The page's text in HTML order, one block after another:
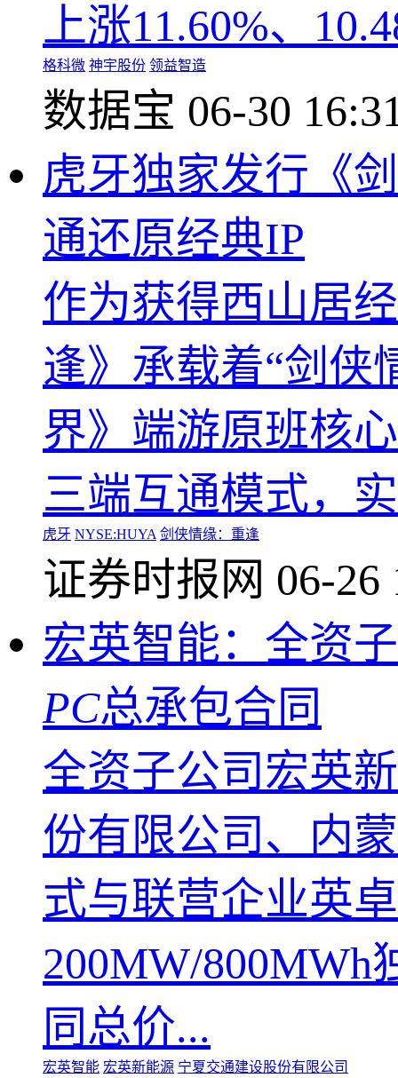
上涨11.60%、
格科微 神宇股份 领益智造
数据宝 06-30
虎牙独家发行《
通还原经典IP
作为获得西山居
逢》承载着“剑侠
界》端游原班核
三端互通模式，
虎牙 NYSE:HUYA 剑侠情缘：重逢
证券时报网 06-26
宏英智能：全资
PC总承包合同
全资子公司宏英
份有限公司、内
式与联营企业英
200MW/
同总价...
宏英智能 宏英新能源 宁夏交通建设股份有限公司